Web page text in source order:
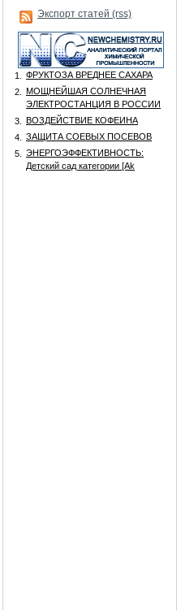
Экспорт статей (rss)
1.
ФРУКТОЗА ВРЕДНЕЕ САХАРА
2.
МОЩНЕЙШАЯ СОЛНЕЧНАЯ
ЭЛЕКТРОСТАНЦИЯ В РОССИИ
3.
ВОЗДЕЙСТВИЕ КОФЕИНА
4.
ЗАЩИТА СОЕВЫХ ПОСЕВОВ
5.
ЭНЕРГОЭФФЕКТИВНОСТЬ:
Детский сад категории [Аk